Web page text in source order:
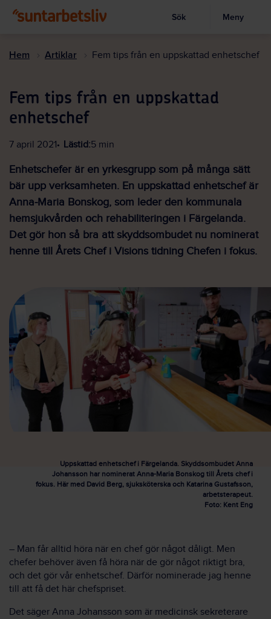
till
Visa sökruta
Sök Meny
Hem Artiklar Fem tips från en uppskattad enhetschef
Fem tips från en uppskattad
enhetschef
7 april 2021 Lästid:5 min
Enhetschefer är en yrkesgrupp som på många sätt
bär upp verksamheten. En uppskattad enhetschef är
Anna-Maria Bonskog, som leder den kommunala
hemsjukvården och rehabiliteringen i Färgelanda.
Det gör hon så bra att skyddsombudet nu nominerat
henne till Årets Chef i Visions tidning Chefen i fokus.
Uppskattad enhetschef i Färgelanda. Skyddsombudet Anna
Johansson har nominerat Anna-Maria Bonskog till Årets chef i
fokus. Här med David Berg, sjuksköterska och Katarina Gustafsson,
arbetsterapeut.
Foto: Kent Eng
– Man får alltid höra när en chef gör något dåligt. Men
chefer behöver även få höra när de gör något riktigt bra,
och det gör vår enhetschef. Därför nominerade jag henne
till att få det här chefspriset.
Det säger Anna Johansson som är medicinsk sekreterare